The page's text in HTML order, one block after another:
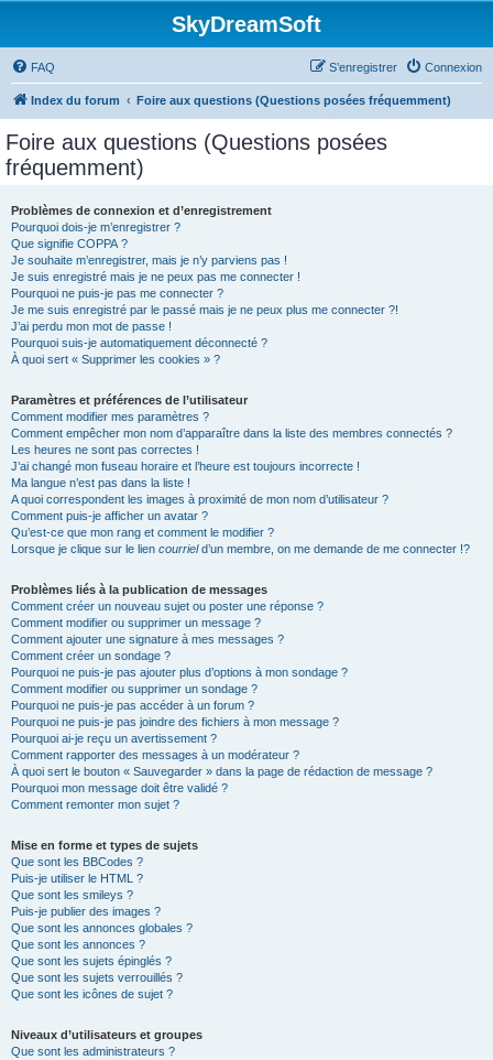
SkyDreamSoft
FAQ Connexion
S’enregistrer
Index du forum Foire aux questions (Questions posées fréquemment)
Foire aux questions (Questions posées
fréquemment)
Problèmes de connexion et d’enregistrement
Pourquoi dois-je m’enregistrer ?
Que signifie COPPA ?
Je souhaite m’enregistrer, mais je n’y parviens pas !
Je suis enregistré mais je ne peux pas me connecter !
Pourquoi ne puis-je pas me connecter ?
Je me suis enregistré par le passé mais je ne peux plus me connecter ?!
J’ai perdu mon mot de passe !
Pourquoi suis-je automatiquement déconnecté ?
À quoi sert « Supprimer les cookies » ?
Paramètres et préférences de l’utilisateur
Comment modifier mes paramètres ?
Comment empêcher mon nom d’apparaître dans la liste des membres connectés ?
Les heures ne sont pas correctes !
J’ai changé mon fuseau horaire et l’heure est toujours incorrecte !
Ma langue n’est pas dans la liste !
A quoi correspondent les images à proximité de mon nom d’utilisateur ?
Comment puis-je afficher un avatar ?
Qu’est-ce que mon rang et comment le modifier ?
Lorsque je clique sur le lien courrield’un membre, on me demande de me connecter !?
Problèmes liés à la publication de messages
Comment créer un nouveau sujet ou poster une réponse ?
Comment modifier ou supprimer un message ?
Comment ajouter une signature à mes messages ?
Comment créer un sondage ?
Pourquoi ne puis-je pas ajouter plus d’options à mon sondage ?
Comment modifier ou supprimer un sondage ?
Pourquoi ne puis-je pas accéder à un forum ?
Pourquoi ne puis-je pas joindre des fichiers à mon message ?
Pourquoi ai-je reçu un avertissement ?
Comment rapporter des messages à un modérateur ?
À quoi sert le bouton « Sauvegarder » dans la page de rédaction de message ?
Pourquoi mon message doit être validé ?
Comment remonter mon sujet ?
Mise en forme et types de sujets
Que sont les BBCodes ?
Puis-je utiliser le HTML ?
Que sont les smileys ?
Puis-je publier des images ?
Que sont les annonces globales ?
Que sont les annonces ?
Que sont les sujets épinglés ?
Que sont les sujets verrouillés ?
Que sont les icônes de sujet ?
Niveaux d’utilisateurs et groupes
Que sont les administrateurs ?